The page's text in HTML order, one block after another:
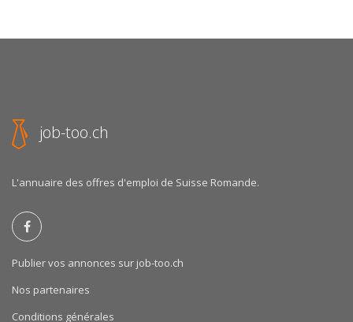
job-too.ch
L'annuaire des offres d'emploi de Suisse Romande.
Publier vos annonces sur job-too.ch
Nos partenaires
Conditions générales